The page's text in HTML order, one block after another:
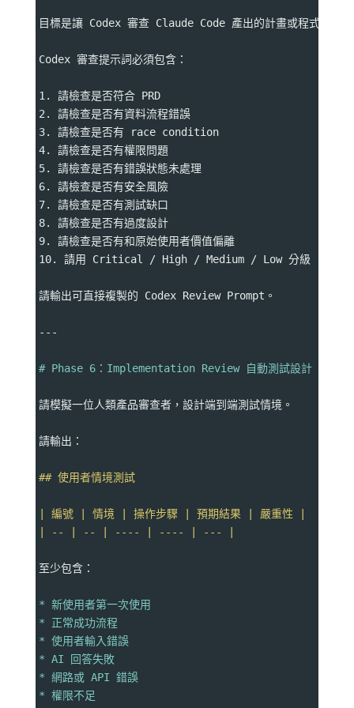
目標是讓 Codex 審查 Claude Code 產出的計畫或程式碼。
Codex 審查提示詞必須包含：
1. 請檢查是否符合 PRD
2. 請檢查是否有資料流程錯誤
3. 請檢查是否有 race condition
4. 請檢查是否有權限問題
5. 請檢查是否有錯誤狀態未處理
6. 請檢查是否有安全風險
7. 請檢查是否有測試缺口
8. 請檢查是否有過度設計
9. 請檢查是否有和原始使用者價值偏離
10. 請用 Critical / High / Medium / Low 分級
請輸出可直接複製的 Codex Review Prompt。
---
# Phase 6：Implementation Review 自動測試設計
請模擬一位人類產品審查者，設計端到端測試情境。
請輸出：
## 使用者情境測試
| 編號 | 情境 | 操作步驟 | 預期結果 | 嚴重性 |
| -- | -- | ---- | ---- | --- |
至少包含：
* 新使用者第一次使用
* 正常成功流程
* 使用者輸入錯誤
* AI 回答失敗
* 網路或 API 錯誤
* 權限不足